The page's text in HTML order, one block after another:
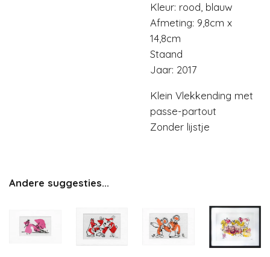
Kleur: rood, blauw
Afmeting: 9,8cm x
14,8cm
Staand
Jaar: 2017
Klein Vlekkending met
passe-partout
Zonder lijstje
Andere suggesties...